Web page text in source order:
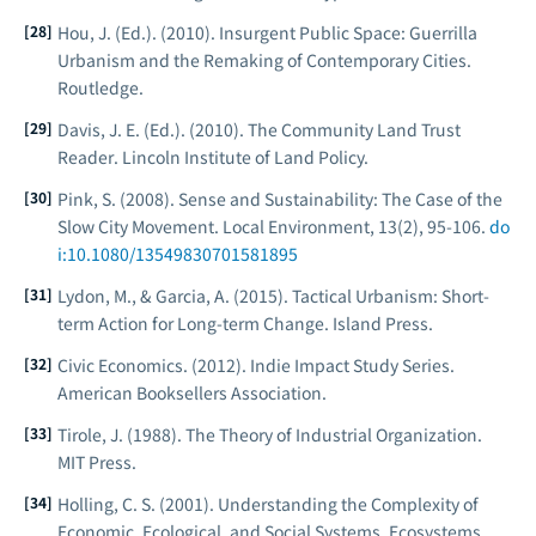
Hou, J. (Ed.). (2010). Insurgent Public Space: Guerrilla
Urbanism and the Remaking of Contemporary Cities.
Routledge.
Davis, J. E. (Ed.). (2010). The Community Land Trust
Reader. Lincoln Institute of Land Policy.
Pink, S. (2008). Sense and Sustainability: The Case of the
Slow City Movement. Local Environment, 13(2), 95-106. do
i:10.1080/13549830701581895
Lydon, M., & Garcia, A. (2015). Tactical Urbanism: Short-
term Action for Long-term Change. Island Press.
Civic Economics. (2012). Indie Impact Study Series.
American Booksellers Association.
Tirole, J. (1988). The Theory of Industrial Organization.
MIT Press.
Holling, C. S. (2001). Understanding the Complexity of